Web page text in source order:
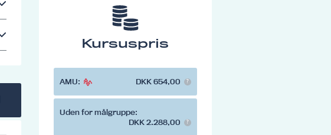
Kursuspris
AMU: DKK 654,00
Uden for målgruppe:
DKK 2.288,00